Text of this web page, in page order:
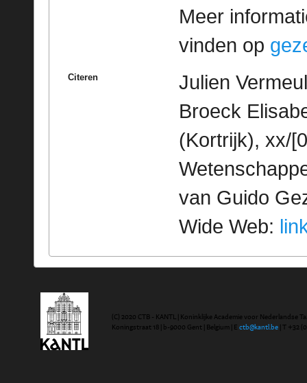
Meer
vinden op
Citeren
Julien
Broeck
(Kortrijk), xx/
van Guido
Wide Web:
(C) 2020 CTB - KANTL | Koninklijke Academie voor Nederlandse
Koningstraat 18 | b-9000 Gent | Belgium | E ctb@kantl.be | T +32